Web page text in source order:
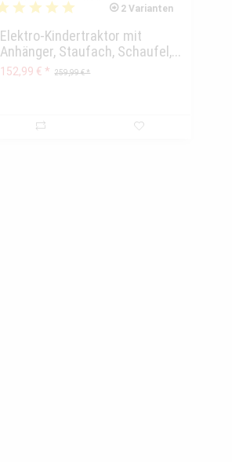
2 Varianten
Elektro-Kindertraktor mit
Anhänger, Staufach, Schaufel,...
259,99 € *
152,99 € *